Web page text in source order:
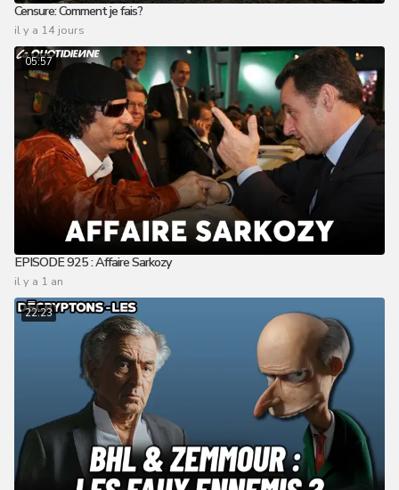
Censure: Comment je fais?
il y a 14 jours
05:57
EPISODE 925 : Affaire Sarkozy
il y a 1 an
22:23